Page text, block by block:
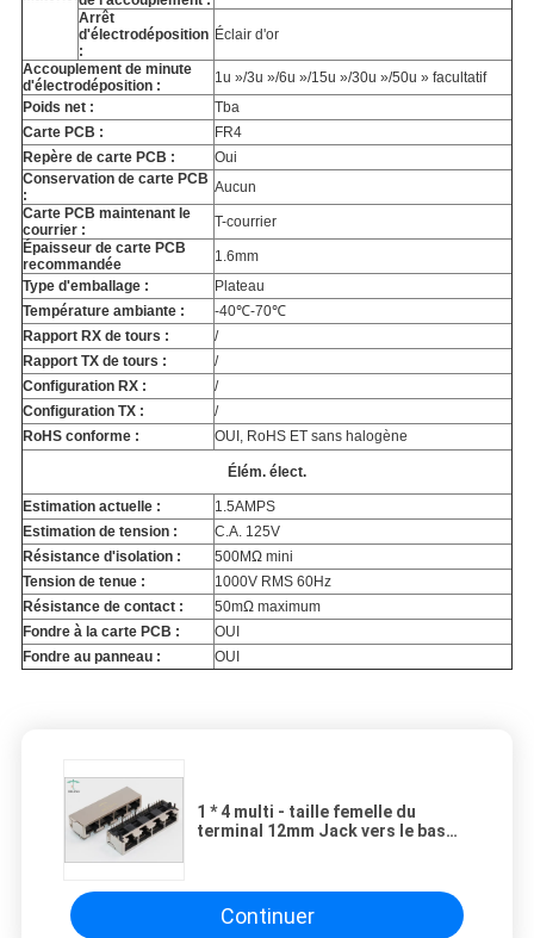
Arrêt
d'électrodéposition
:
Éclair d'or
Accouplement de minute
d'électrodéposition :
1u »/3u »/6u »/15u »/30u »/50u » facultatif
Poids net :
Tba
Carte PCB :
FR4
Repère de carte PCB :
Oui
Conservation de carte PCB
:
Aucun
Carte PCB maintenant le
courrier :
T-courrier
Épaisseur de carte PCB
recommandée
1.6mm
Type d'emballage :
Plateau
Température ambiante :
-40℃-70℃
Rapport RX de tours :
/
Rapport TX de tours :
/
Configuration RX :
/
Configuration TX :
/
RoHS conforme :
OUI, RoHS ET sans halogène
Élém. élect.
Estimation actuelle :
1.5AMPS
Estimation de tension :
C.A. 125V
Résistance d'isolation :
500MΩ mini
Tension de tenue :
1000V RMS 60Hz
Résistance de contact :
50mΩ maximum
Fondre à la carte PCB :
OUI
Fondre au panneau :
OUI
1 * 4 multi - taille femelle du
terminal 12mm Jack vers le bas
Continuer